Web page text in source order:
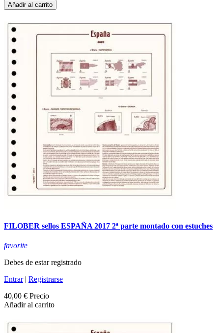
Añadir al carrito
FILOBER sellos ESPAÑA 2017 2ª parte montado con estuches
favorite
Debes de estar registrado
Entrar| Registrarse
40,00 € Precio
Añadir al carrito